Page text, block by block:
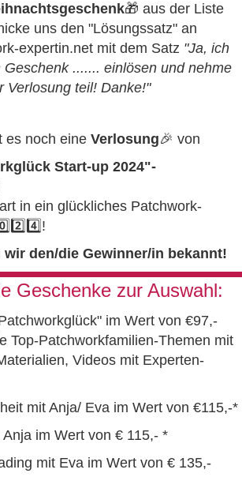
🎁 aus der Liste
uns den "Lösungssatz" an
expertin.net mit dem Satz "Ja, ich
....... einlösen und nehme
Verlosung teil! Danke!"
es noch eine Verlosung🎉 von
Start-up 2024"-
in ein glückliches Patchwork-
wir den/die Gewinner/in bekannt!
Geschenke zur Auswahl:
im Wert von €97,-
Top-Patchworkfamilien-Themen mit
Videos mit Experten-
mit Anja/ Eva im Wert von €115,-*
im Wert von € 115,- *
mit Eva im Wert von € 135,-